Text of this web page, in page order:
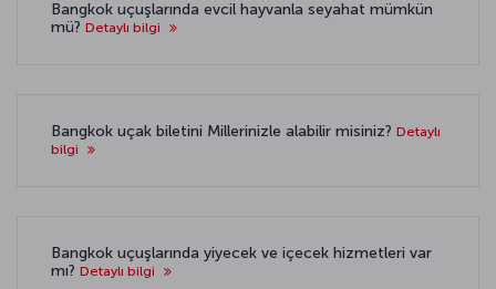
Bangkok uçuşlarında evcil hayvanla seyahat mümkün
mü? Detaylı bilgi
Bangkok uçak biletini Millerinizle alabilir misiniz? Detaylı
bilgi
Bangkok uçuşlarında yiyecek ve içecek hizmetleri var
mı? Detaylı bilgi